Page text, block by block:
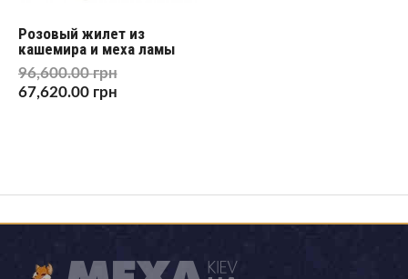
Розовый жилет из
кашемира и меха ламы
96,600.00грн
67,620.00 грн